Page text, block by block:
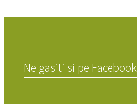
Ne gasiti si pe Facebook